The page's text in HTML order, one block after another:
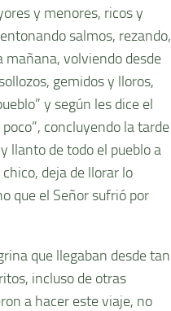
y menores, ricos y
salmos, rezando,
mañana, volviendo desde
gemidos y lloros,
y según les dice el
concluyendo la tarde
llanto de todo el pueblo a
deja de llorar lo
que el Señor sufrió por
que llegaban desde tan
incluso de otras
a hacer este viaje, no